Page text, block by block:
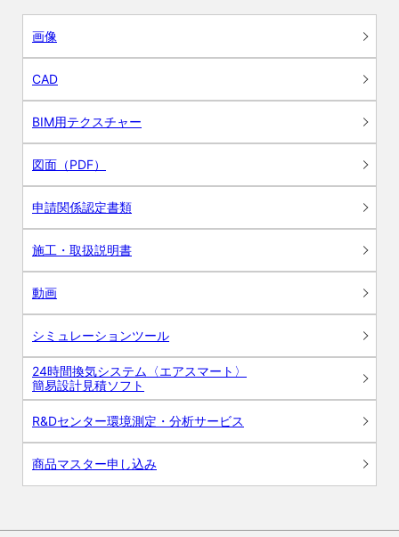
画像
CAD
BIM用テクスチャー
図面（PDF）
申請関係認定書類
施工・取扱説明書
動画
シミュレーションツール
24時間換気システム〈エアスマート〉
簡易設計見積ソフト
R&Dセンター環境測定・分析サービス
商品マスター申し込み